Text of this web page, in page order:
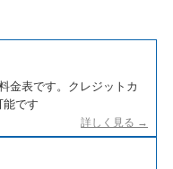
金表です。クレジットカ
能です